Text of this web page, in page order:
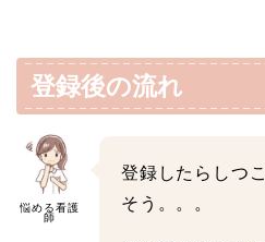
登録後の流れ
悩める看護
師
登録したらしつ
そう。。。